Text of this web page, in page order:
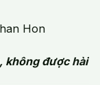
Hon
không được hài